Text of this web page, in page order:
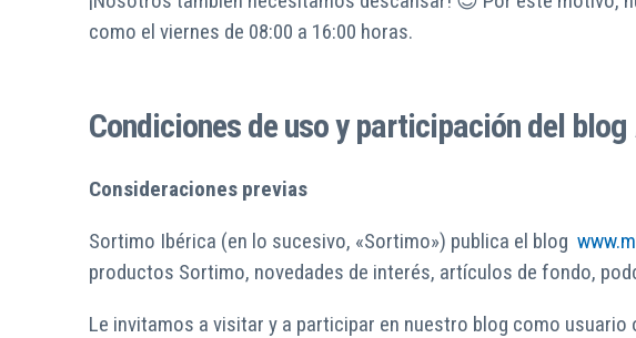
como el viernes de 08:00 a 16:00 horas.
Condiciones de uso y participación del blog
Consideraciones previas
Sortimo Ibérica (en lo sucesivo, «Sortimo») publica el blog
productos Sortimo, novedades de interés, artículos de fondo,
Le invitamos a visitar y a participar en nuestro blog como